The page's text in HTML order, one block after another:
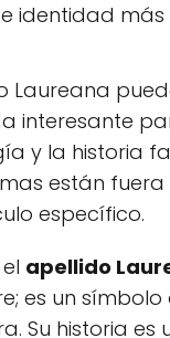
identidad
Laureana
interesante
y la historia
están
específico.
apellido
es un símbolo
Su historia es